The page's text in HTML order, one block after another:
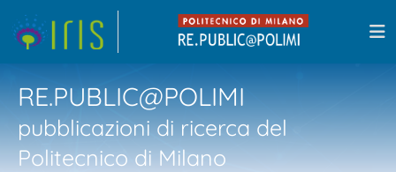
RE.PUBLIC@POLIMI
pubblicazioni di ricerca del
Politecnico di Milano